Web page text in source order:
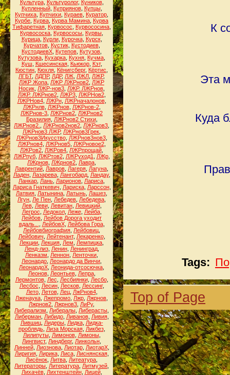
Культура, Культуролог, Куников,
Купленный, Куприянов, Купцы,
Купчиха Купчихи Кураев Куратор
Курбе Курва Курва Мамина Курва
Тифаретная Курвосос Курвососина
Курвососка Курвососы Курвы
Курица, Курли, Курочка, Курск,
Курчатов, Кустик, Кустодиев,
КустодиевХ Кутепов Кутузов
Кутузова Кухарка Кухня Кучма
Куш
Кшесинская, Кьюкор, Кэт,
Кюстин Кюхля Кёнигсберг, Кёртис
ЛГБТ, ЛДПР, ЛДР, ЛЖ ЛЖЛ ЛЖР,
ЛЖР Жопа ЛЖР ЛЖРнов2 ЛЖР
Носик ЛЖР-нов3 ЛЖР. ЛЖРнов
ЛЖР. ЛЖРнов2, ЛЖР3, ЛЖРНов2,
ЛЖРНов4, ЛЖРн, ЛЖРначалонов,
ЛЖРнлв, ЛЖРнов, ЛЖРнов-2,
ЛЖРнов-3 ЛЖРнов2 ЛЖРнов2
Бразилия, ЛЖРнов2 Стихи,
ЛЖРнов2.
ЛЖРнов2нов2 ЛЖРнов3
ЛЖРнов3 ЛЖР, ЛЖРнов3Грек
ЛЖРнов3Икусство, ЛЖРнов3нов3,
ЛЖРнов4, ЛЖРнов5, ЛЖРновое2,
ЛЖРов2 ЛЖРов4 ЛЖРпрощай
ЛЖРпуб, ЛЖРтов2, ЛЖРуход1 ЛЖр,
ЛЖрнов ЛЖрнов2 Лавра
Лаврентий Лавров Лагеря Лагуна
Ладен, Лазарева, Лангобард, Ландау,
Ланкар Лань Ларионов Лариса
Лариса Гнаткевич
Лариска, Ларссон,
Латвия Латынина Латынь Лашез
Лгун Ле Пен Лебедев Лебедева
Лев, Леви, Левитан, Левицкий,
Легрос
Ледокол, Леже, Лейба,
Лейбов Лейбов Дорога уходит
вдаль...
ЛейбовХ, Лейбова Гора,
Лейбовбиография Лейбовиц
Лейбович
Лейтенант, Лекаренко,
Лекции Лекция Лем Лемпицка
Ленд-лиз, Ленин, Ленинград,
Ленказм
Леннон Ленточки
Леонардо Леонардо да Винчи
ЛеонардоХ Леонида-отсосючка
Леонов, Леонтьев, Лепра,
Лермонтов, Лес Лесбиянки, Лесбо,
Лесбос
Лесин, Лесков, Лессинг,
Лето, Летов, Лец, ЛжРнов4,
Лженаука Лжепромо Лжр Лжрнов
Лжрнов2 Лжрнов3 ЛиРу,
Либерализм
Либералы Либерасты
Либерман, Либидо, Ливанов, Ливия,
Лившиц, Лидеры, Лидка, Лидка-
проблядь, Лиза Морская, Ликбез,
Лилипуты, Лимонов, Лимоны,
Лингвист, Линдберг, Линкольн
Линней, Лиознова, Лиотар, ЛиотарХ,
Лиригия, Лирика, Лиса, Лиснянская,
Лисёнок Литва Литеатура
Литераторы Литература Литмузей
Лихачёв, Лихтенштейн, Лицей,
К
Эта
Куда
Tags:
Top of Page